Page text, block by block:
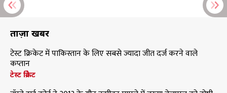
ताज़ा खबरें
टेस्ट क्रिकेट में पाकिस्तान के लिए सबसे ज्यादा जीत दर्ज करने वाले
कप्तान
टेस्ट क्रिकेट